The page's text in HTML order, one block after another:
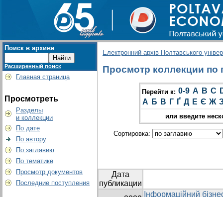
Поиск в архиве
Расширенный поиск
Главная страница
Просмотреть
Разделы
и коллекции
По дате
По автору
По заглавию
По тематике
Просмотр документов
Последние поступления
Електронний архів Полтавського
Просмотр коллекции по
Перейти к: 0-9 A B C
А Б В Г Ґ Д Е Є Ж
или введите
Сортировка:
Дата
публикации
Інформаційний